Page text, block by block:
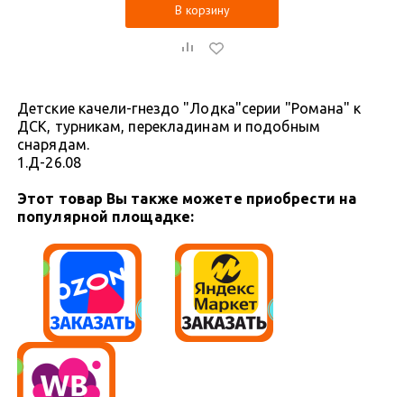
В корзину
Детские качели-гнездо "Лодка"серии "Романа" к
ДСК, турникам, перекладинам и подобным
снарядам.
1.Д-26.08
Этот товар Вы также можете приобрести на
популярной площадке: